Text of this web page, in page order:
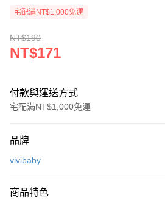
宅配滿NT$1,000免運
NT$190
NT$171
付款與運送方式
宅配滿NT$1,000免運
信用卡一次付款
街口支付
品牌
vivibaby
商品特色